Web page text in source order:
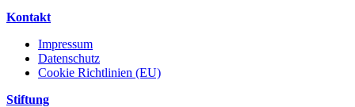
Kontakt
Impressum
Datenschutz
Cookie Richtlinien (EU)
Stiftung